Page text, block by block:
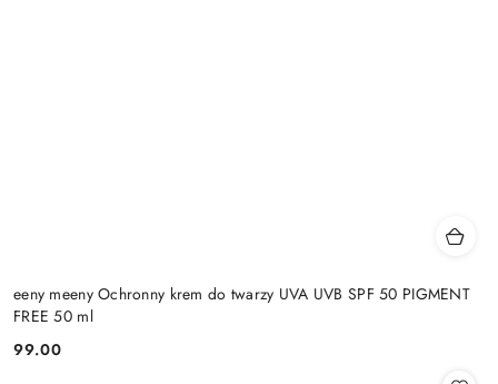
eeny meeny Ochronny krem do twarzy UVA UVB SPF 50 PIGMENT
FREE 50 ml
Cena:
99.00